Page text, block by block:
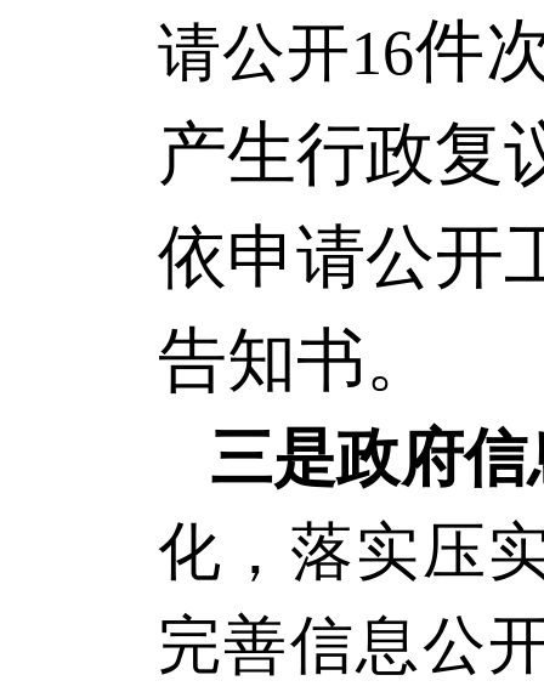
请公开16件
产生行政复
依申请公开
告知书。
三是政府
化，落实压
完善信息公